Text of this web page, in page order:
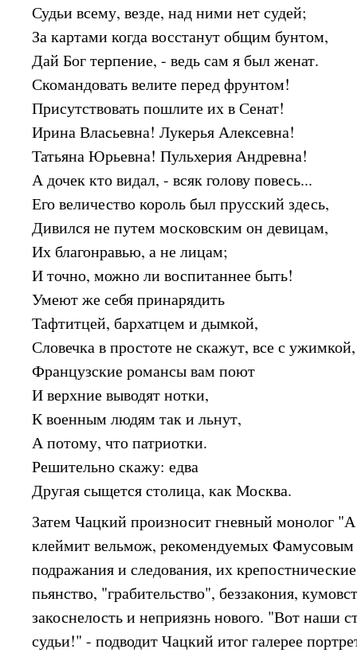
Судьи всему, везде, над ними нет судей;
За картами когда восстанут общим бунтом,
Дай Бог терпение, - ведь сам я был женат.
Скомандовать велите перед фрунтом!
Присутствовать пошлите их в Сенат!
Ирина Власьевна! Лукерья Алексевна!
Татьяна Юрьевна! Пульхерия Андревна!
А дочек кто видал, - всяк голову повесь...
Его величество король был прусский здесь,
Дивился не путем московским он девицам,
Их благонравью, а не лицам;
И точно, можно ли воспитаннее быть!
Умеют же себя принарядить
Тафтитцей, бархатцем и дымкой,
Словечка в простоте не скажут, все с ужимкой,
Французские романсы вам поют
И верхние выводят нотки,
К военным людям так и льнут,
А потому, что патриотки.
Решительно скажу: едва
Другая сыщется столица, как Москва.
Затем Чацкий произносит гневный монолог
клеймит вельмож, рекомендуемых Фамусовым
подражания и следования, их
пьянство, "грабительство", беззакония,
закоснелость и неприязнь нового. "Вот наши
судьи!" - подводит Чацкий итог галерее